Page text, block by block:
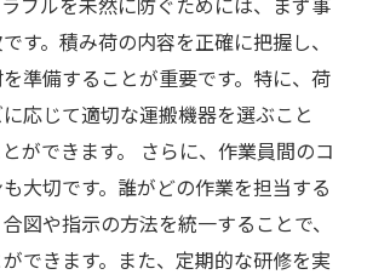
す。積み荷の内容を正確に把握し、
準備することが重要です。特に、荷
応じて適切な運搬機器を選ぶこと
ができます。 さらに、作業員間のコ
大切です。誰がどの作業を担当する
図や指示の方法を統一することで、
できます。また、定期的な研修を実